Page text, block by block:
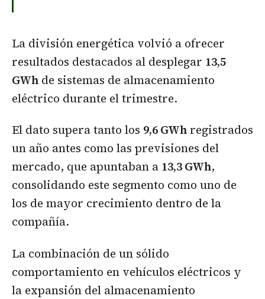
La división energética volvió a ofrecer
resultados destacados al desplegar 13,5
GWh de sistemas de almacenamiento
eléctrico durante el trimestre.
El dato supera tanto los 9,6 GWh registrados
un año antes como las previsiones del
mercado, que apuntaban a 13,3 GWh,
consolidando este segmento como uno de
los de mayor crecimiento dentro de la
compañía.
La combinación de un sólido
comportamiento en vehículos eléctricos y
la expansión del almacenamiento